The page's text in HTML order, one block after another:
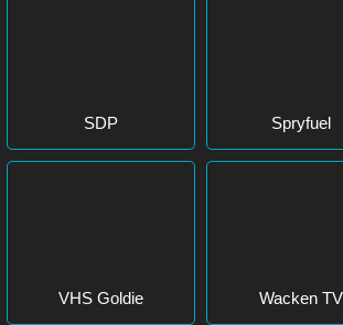
SDP Spryfuel